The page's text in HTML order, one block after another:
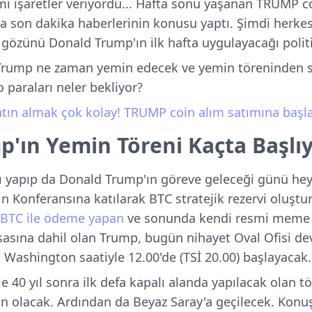
işaretler veriyordu... Hafta sonu yaşanan TRUMP
son dakika haberlerinin konusu yaptı. Şimdi
Donald Trump'ın ilk hafta uygulayacağı
ne zaman yemin edecek ve yemin töreninden
neler bekliyor?
almak çok kolay! TRUMP coin alım satımına
Yemin Töreni Kaçta
yapıp da Donald Trump'ın göreve geleceği günü
Konferansına katılarak BTC stratejik rezervi
ile ödeme yapan ve sonunda kendi resmi
dahil olan Trump, bugün nihayet Oval Ofisi
saatiyle 12.00'de (TSİ 20.00) başlayacak.
40 yıl sonra ilk defa kapalı alanda yapılacak olan
olacak. Ardından da Beyaz Saray'a geçilecek.